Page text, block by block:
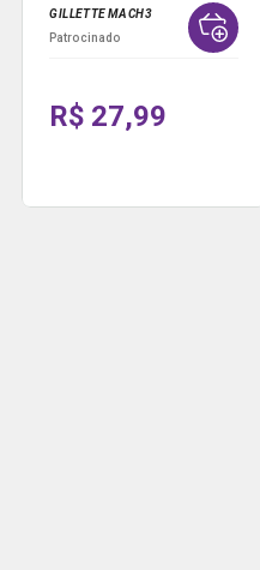
GILLETTE MACH3
Patrocinado
R$ 27,99